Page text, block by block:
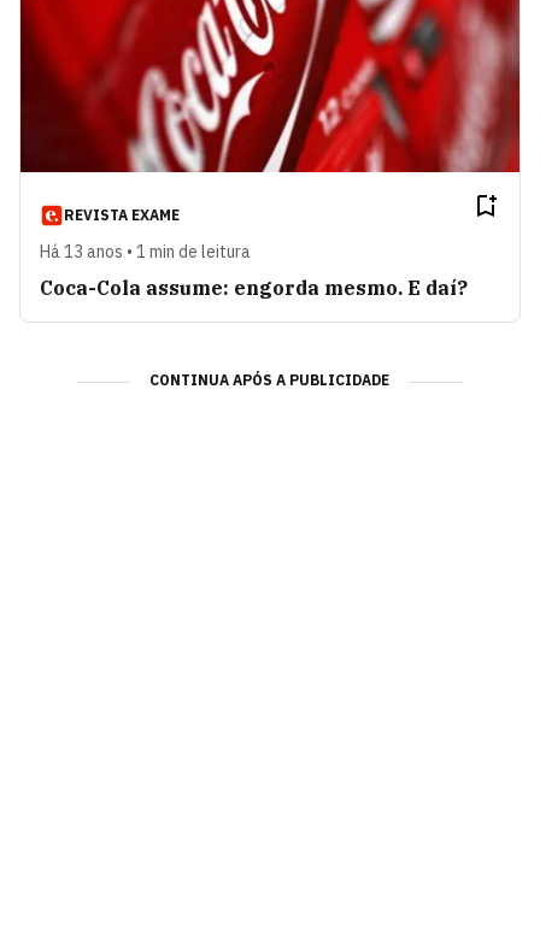
REVISTA EXAME
Há 13 anos • 1 min de leitura
Coca-Cola assume: engorda mesmo. E daí?
CONTINUA APÓS A PUBLICIDADE